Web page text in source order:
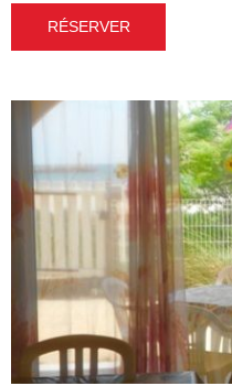
RÉSERVER